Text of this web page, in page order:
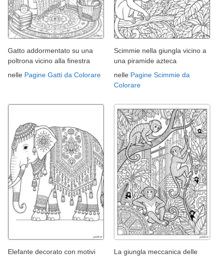
Gatto addormentato su una
poltrona vicino alla finestra
nelle Pagine Gatti da Colorare
Scimmie nella giungla vicino a
una piramide azteca
nelle Pagine Scimmie da
Colorare
Elefante decorato con motivi
La giungla meccanica delle